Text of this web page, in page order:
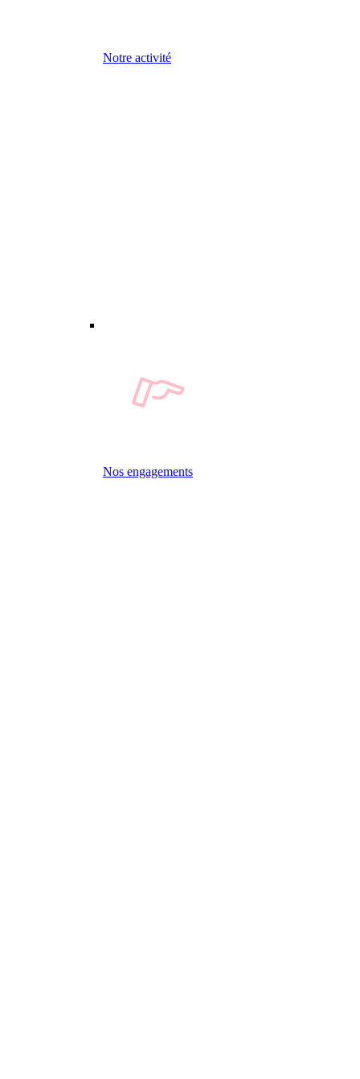
Notre activité
Nos engagements